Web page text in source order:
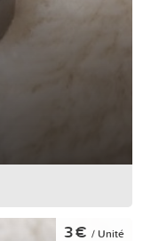
3 € / Unité